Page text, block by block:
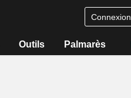
Connexion
Outils Palmarès